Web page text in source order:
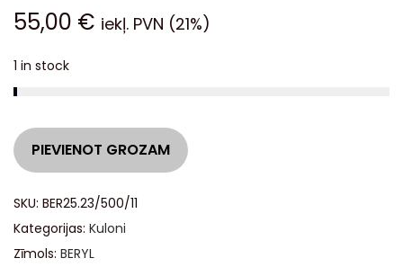
55,00 € iekļ. PVN (21%)
1 in stock
PIEVIENOT GROZAM
SKU: BER25.23/500/11
Kategorijas: Kuloni
Zīmols: BERYL